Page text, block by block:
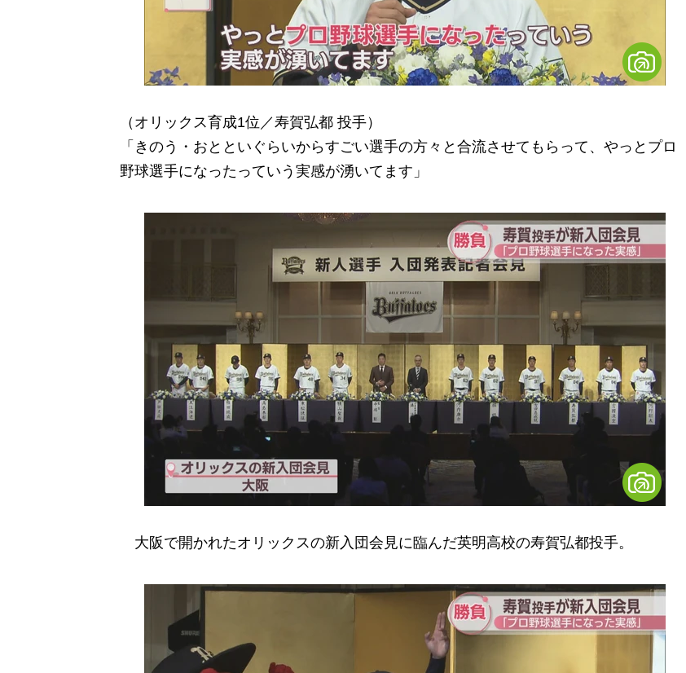
（オリックス育成1位／寿賀弘都 投手）
「きのう・おとといぐらいからすごい選手の方々と合流させてもらって、やっとプロ
野球選手になったっていう実感が湧いてます」
大阪で開かれたオリックスの新入団会見に臨んだ英明高校の寿賀弘都投手。